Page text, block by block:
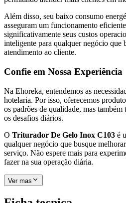
Além disso, seu baixo consumo
asseguram um funcionamento
significativamente seus custos
inteligente para qualquer negócio que
atendimento ao cliente.
Confie em Nossa Experiência
Na Ehoreka, entendemos as
hotelaria. Por isso, oferecemos
os padrões de qualidade, mas também
os desafios diários.
O Triturador De Gelo Inox C103 é
qualquer negócio que busque
serviço. Não espere mais para
fazer na sua operação diária.
Ver mas